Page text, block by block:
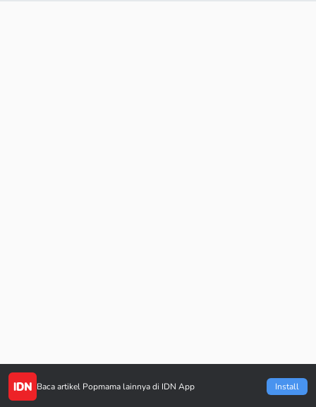
Baca artikel Popmama lainnya di IDN App Install